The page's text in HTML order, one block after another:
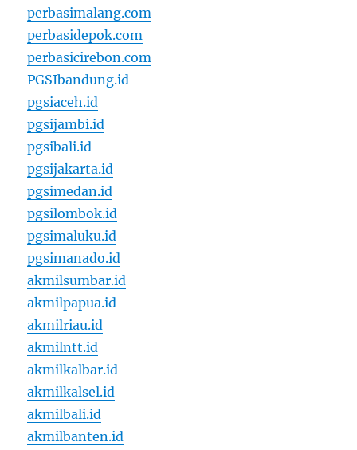
perbasimalang.com
perbasidepok.com
perbasicirebon.com
PGSIbandung.id
pgsiaceh.id
pgsijambi.id
pgsibali.id
pgsijakarta.id
pgsimedan.id
pgsilombok.id
pgsimaluku.id
pgsimanado.id
akmilsumbar.id
akmilpapua.id
akmilriau.id
akmilntt.id
akmilkalbar.id
akmilkalsel.id
akmilbali.id
akmilbanten.id